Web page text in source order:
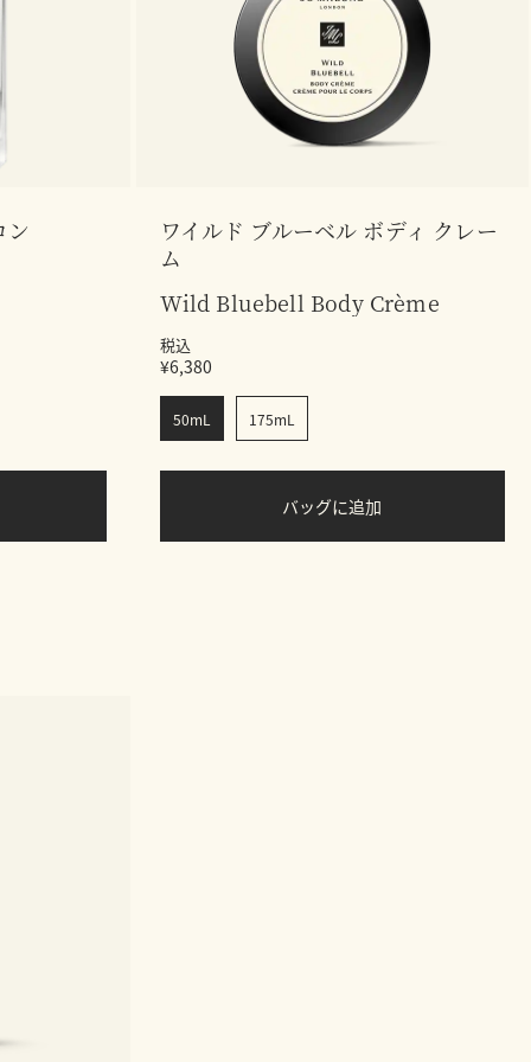
ン
ワイルド ブルーベル ボディ クレー
ム
Wild Bluebell Body Crème
税込
¥6,380
50mL 175mL
バッグに追加